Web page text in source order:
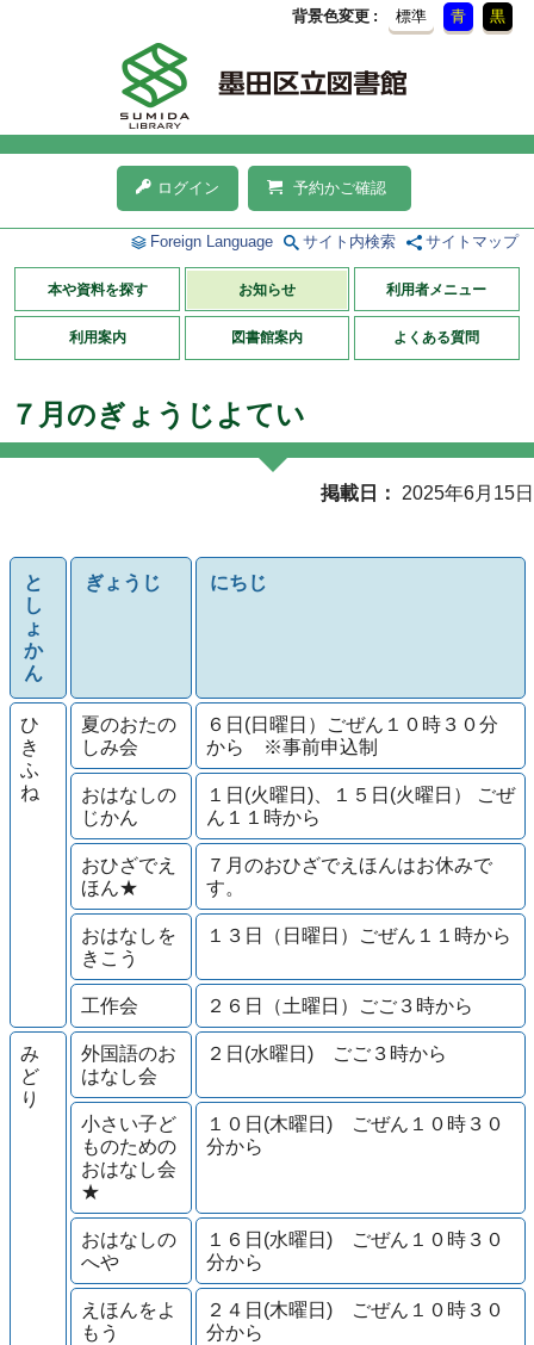
背景色変更 標準 青 黒
ログイン 予約かご確認
Foreign Language サイト内検索 サイトマップ
本や資料を探す お知らせ 利用者メニュー
利用案内 図書館案内 よくある質問
７月のぎょうじよてい
掲載日 2025年6月15日
と
し
ょ
か
ん
ぎょうじ にちじ
ひ
き
ふ
ね
夏のおたの
しみ会
６日(日曜日）ごぜん１０時３０分
から ※事前申込制
おはなしの
じかん
１日(火曜日)、１５日(火曜日） ごぜ
ん１１時から
おひざでえ
ほん★
７月のおひざでえほんはお休みで
す。
おはなしを
きこう
１３日（日曜日）ごぜん１１時から
工作会 ２６日（土曜日）ごご３時から
み
ど
り
外国語のお
はなし会
２日(水曜日) ごご３時から
小さい子ど
ものための
おはなし会
★
１０日(木曜日) ごぜん１０時３０
分から
おはなしの
へや
１６日(水曜日) ごぜん１０時３０
分から
えほんをよ
もう
２４日(木曜日) ごぜん１０時３０
分から